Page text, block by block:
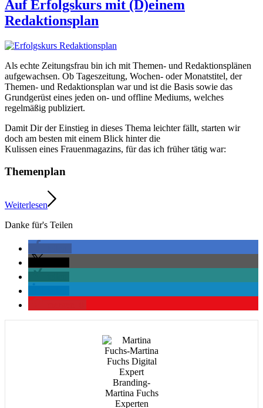
Auf Erfolgskurs mit (D)einem
Redaktionsplan
Als echte Zeitungsfrau bin ich mit Themen- und Redaktionsplänen
aufgewachsen. Ob Tageszeitung, Wochen- oder Monatstitel, der
Themen- und Redaktionsplan war und ist die Basis sowie das
Grundgerüst eines jeden on- und offline Mediums, welches
regelmäßig publiziert.
Damit Dir der Einstieg in dieses Thema leichter fällt, starten wir
doch am besten mit einem Blick hinter die
Kulissen eines Frauenmagazins, für das ich früher tätig war:
Themenplan
Weiterlesen
Danke für's Teilen